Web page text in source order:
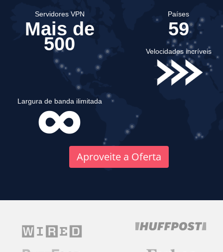
Servidores VPN
Mais de
500
Países
59
Velocidades incríveis
Largura de banda ilimitada
Aproveite a Oferta